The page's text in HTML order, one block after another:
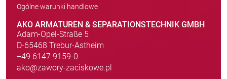
Ogólne warunki handlowe
AKO ARMATUREN & SEPARATIONSTECHNIK GMBH
Adam-Opel-Straße 5
D-65468 Trebur-Astheim
+49 6147 9159-0
ako@zawory-zaciskowe.pl